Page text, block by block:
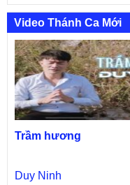
Video Thánh Ca Mới
Trầm hương
Duy Ninh